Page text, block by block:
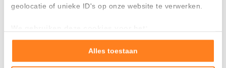
geolocatie of unieke ID's op onze website te verwerken.
Goed laten functioneren van deze website
Verzamelen van gebruiksstatistieken
Tonen en meten van relevante advertenties
Alles toestaan
podría conllevar un retroceso hacia los 3,000 dólares.
¿Ethereum al inicio de una superciclo?
El conocido analista Tom Leepermanececlaramente